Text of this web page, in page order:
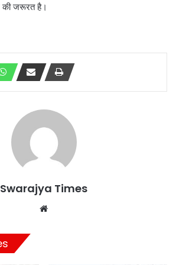
की जरूरत है।
Swarajya Times